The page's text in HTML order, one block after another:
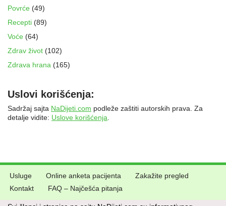
Povrće (49)
Recepti (89)
Voće (64)
Zdrav život (102)
Zdrava hrana (165)
Uslovi korišćenja:
Sadržaj sajta NaDijeti.com podleže zaštiti autorskih prava. Za
detalje vidite: Uslove korišćenja.
Usluge Online anketa pacijenta
Zakažite pregled
Kontakt
FAQ – Najčešća pitanja